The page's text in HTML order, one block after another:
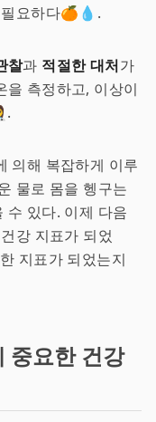
필요하다🍊💧.
찰과 적절한 대처가
을 측정하고, 이상이
의해 복잡하게 이루
물로 몸을 헹구는
수 있다. 이제 다음
강 지표가 되었
지표가 되었는지
중요한 건강